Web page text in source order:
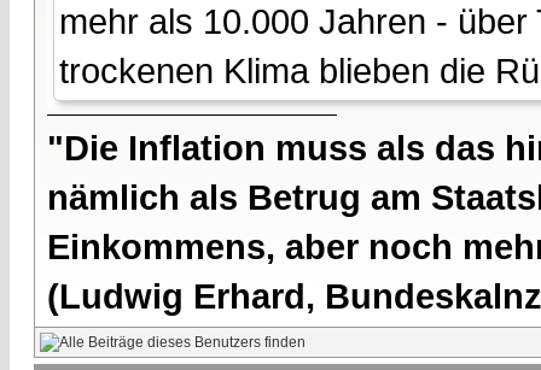
mehr als 10.000 Jahren -
trockenen Klima blieben die
"Die Inflation muss als das
nämlich als Betrug am
Einkommens, aber noch
(Ludwig Erhard,